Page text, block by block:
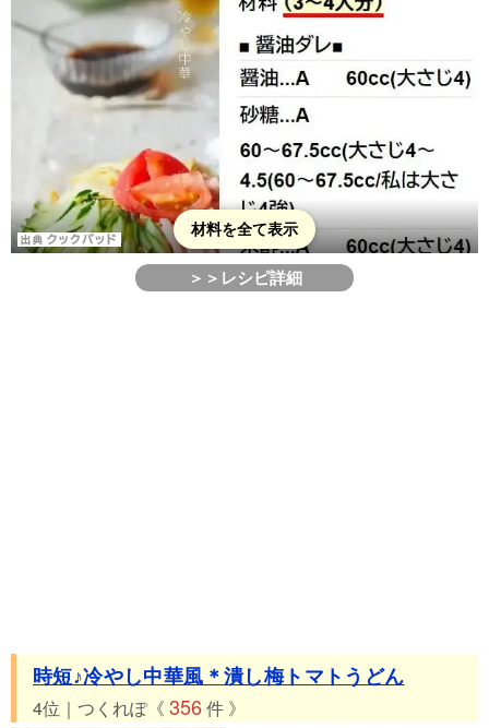
材料を全て表示
＞＞レシピ詳細
時短♪冷やし中華風＊潰し梅トマトうどん
4位｜つくれぽ《 356件 》